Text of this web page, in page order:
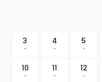
3
-
4
-
5
-
10
-
11
-
12
-